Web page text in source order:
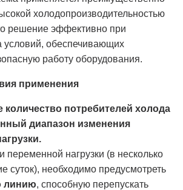
холодопроизводительностью
решение эффективно при
условий, обеспечивающих
работу оборудования.
применения
количество потребителей холода
диапазон изменения
переменной нагрузки (в несколько
суток), необходимо предусмотреть
линию, способную перепускать